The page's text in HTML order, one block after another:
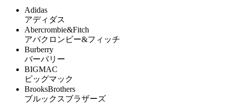
Adidas
アディダス
Abercrombie&Fitch
アバクロンビー&フィッチ
Burberry
バーバリー
BIGMAC
ビッグマック
BrooksBrothers
ブルックスブラザーズ